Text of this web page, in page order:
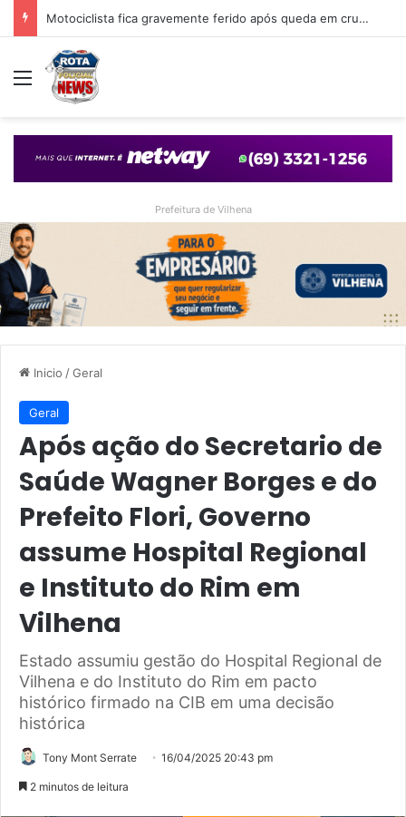
Motociclista fica gravemente ferido após queda em cruzamento com desnível provocado por obra em Vilhena
Menu
Prefeitura de Vilhena
Inicio /Geral
Geral
Após ação do Secretario de
Saúde Wagner Borges e do
Prefeito Flori, Governo
assume Hospital Regional
e Instituto do Rim em
Vilhena
Estado assumiu gestão do Hospital Regional de
Vilhena e do Instituto do Rim em pacto
histórico firmado na CIB em uma decisão
histórica
Tony Mont Serrate 16/04/2025 20:43 pm
2 minutos de leitura